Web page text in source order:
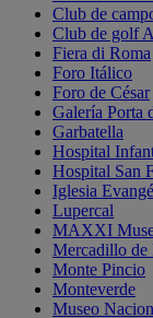
Club de
Club de golf
Fiera di Roma
Foro Itálico
Foro de César
Galería Porta
Garbatella
Hospital
Hospital San
Iglesia
Lupercal
MAXXI
Mercadillo de
Monte Pincio
Monteverde
Museo